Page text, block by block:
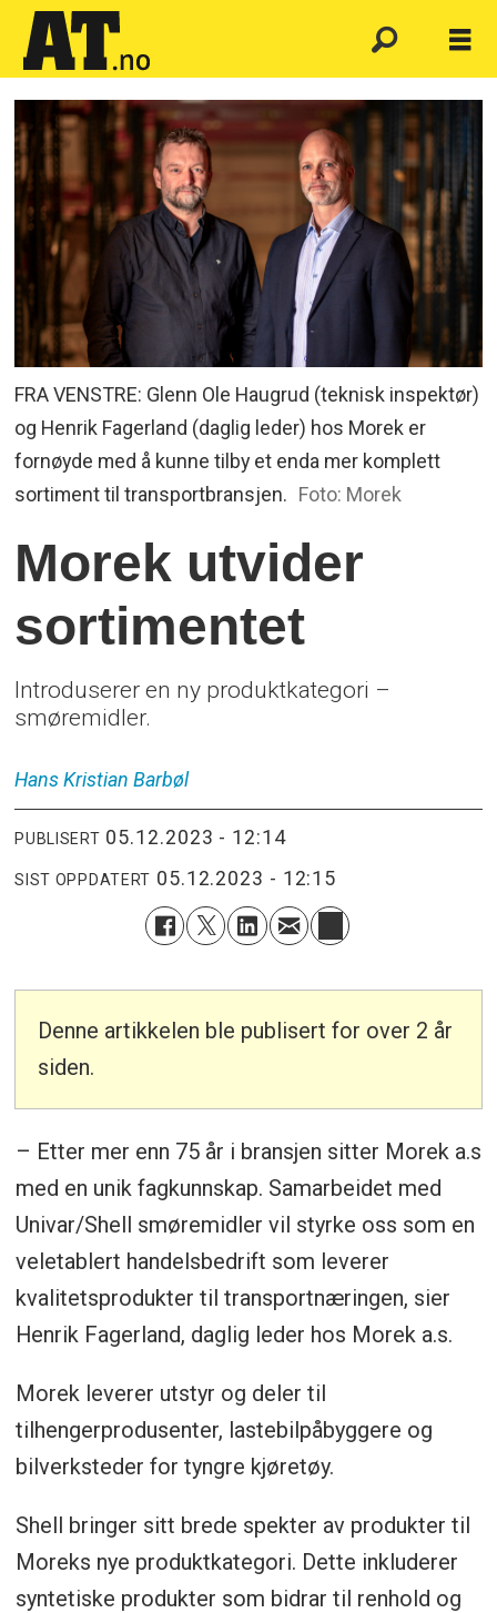
FRA VENSTRE: Glenn Ole Haugrud (teknisk inspektør)
og Henrik Fagerland (daglig leder) hos Morek er
fornøyde med å kunne tilby et enda mer komplett
sortiment til transportbransjen. Foto: Morek
Morek utvider
sortimentet
Introduserer en ny produktkategori –
smøremidler.
Hans Kristian Barbøl
PUBLISERT 05.12.2023 - 12:14
SIST OPPDATERT 05.12.2023 - 12:15
Denne artikkelen ble publisert for over 2 år
siden.
– Etter mer enn 75 år i bransjen sitter Morek a.s
med en unik fagkunnskap. Samarbeidet med
Univar/Shell smøremidler vil styrke oss som en
veletablert handelsbedrift som leverer
kvalitetsprodukter til transportnæringen, sier
Henrik Fagerland, daglig leder hos Morek a.s.
Morek leverer utstyr og deler til
tilhengerprodusenter, lastebilpåbyggere og
bilverksteder for tyngre kjøretøy.
Shell bringer sitt brede spekter av produkter til
Moreks nye produktkategori. Dette inkluderer
syntetiske produkter som bidrar til renhold og